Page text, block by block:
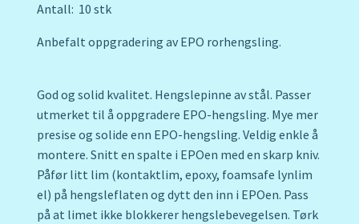
Antall: 10 stk
Anbefalt oppgradering av EPO rorhengsling.
God og solid kvalitet. Hengslepinne av stål. Passer
utmerket til å oppgradere EPO-hengsling. Mye mer
presise og solide enn EPO-hengsling. Veldig enkle å
montere. Snitt en spalte i EPOen med en skarp kniv.
Påfør litt lim (kontaktlim, epoxy, foamsafe lynlim
el) på hengsleflaten og dytt den inn i EPOen. Pass
på at limet ikke blokkerer hengslebevegelsen. Tørk